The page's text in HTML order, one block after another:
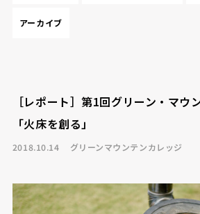
アーカイブ
［レポート］第1回グリーン・マウ
「火床を創る」
2018.10.14 グリーンマウンテンカレッジ